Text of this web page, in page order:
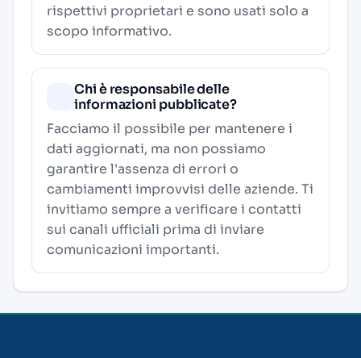
rispettivi proprietari e sono usati solo a
scopo informativo.
Chi è responsabile delle
informazioni pubblicate?
Facciamo il possibile per mantenere i
dati aggiornati, ma non possiamo
garantire l'assenza di errori o
cambiamenti improvvisi delle aziende. Ti
invitiamo sempre a verificare i contatti
sui canali ufficiali prima di inviare
comunicazioni importanti.